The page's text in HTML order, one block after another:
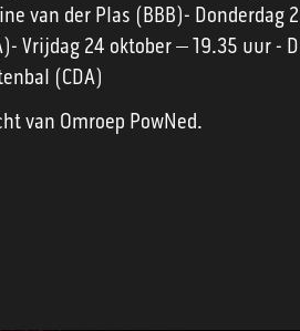
van der Plas (BBB)- Donderdag
Vrijdag 24 oktober – 19.35 uur -
(CDA)
van Omroep PowNed.